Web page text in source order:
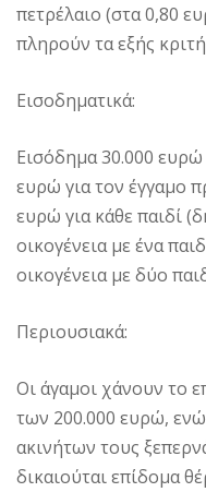
πετρέλαιο (στα 0,80
πληρούν τα εξής
Εισοδηματικά:
Εισόδημα 30.000
ευρώ για τον έγγαμο
ευρώ για κάθε παιδί
οικογένεια με ένα
οικογένεια με δύο
Περιουσιακά:
Οι άγαμοι χάνουν το
των 200.000 ευρώ,
ακινήτων τους
δικαιούται επίδομα